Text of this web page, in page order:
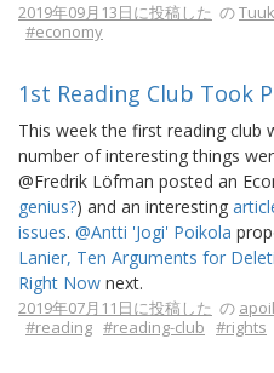
2019年09月13日に投稿した の
#economy
1st Reading Club Took
This week the first reading club
number of interesting things
@Fredrik Löfman posted an
genius?) and an interesting
issues. @Antti 'Jogi' Poikola
Lanier, Ten Arguments for
Right Now next.
2019年07月11日に投稿した の
#reading #reading-club #rights